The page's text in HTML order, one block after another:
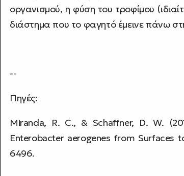
οργανισμού, η φύση του τροφίμου
διάστημα που το φαγητό έμεινε πάνω
--
Πηγές:
Miranda, R. C., & Schaffner, D. W.
Enterobacter aerogenes from Surfaces
6496.